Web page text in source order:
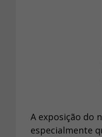
A exposição do
especialmente